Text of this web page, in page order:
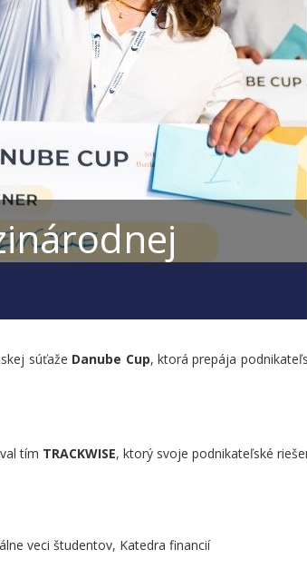
súťaže Danube Cup, ktorá prepája
tím TRACKWISE, ktorý svoje podnikateľské
veci študentov, Katedra financií